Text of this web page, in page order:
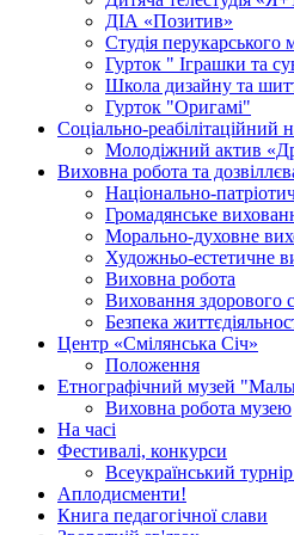
ДІА «Позитив»
Студія
Гурток " Іграшки та
Школа дизайну та
Гурток "Оригамі"
Соціально-реабілітаційний
Молодіжний актив
Виховна робота та
Національно-
Громадянське
Морально-духовне
Художньо-естетичне
Виховна робота
Виховання здорового
Безпека
Центр «Смілянська Січ»
Положення
Етнографічний музей
Виховна робота музею
На часі
Фестивалі, конкурси
Всеукраїнський
Аплодисменти!
Книга педагогічної слави